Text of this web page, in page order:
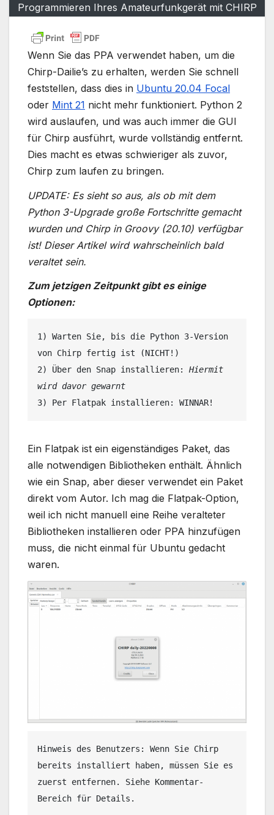
Programmieren Ihres Amateurfunkgerät mit CHIRP
Wenn Sie das PPA verwendet haben, um die
Chirp-Dailie’s zu erhalten, werden Sie schnell
feststellen, dass dies in Ubuntu 20.04 Focal
oder Mint 21 nicht mehr funktioniert. Python 2
wird auslaufen, und was auch immer die GUI
für Chirp ausführt, wurde vollständig entfernt.
Dies macht es etwas schwieriger als zuvor,
Chirp zum laufen zu bringen.
UPDATE: Es sieht so aus, als ob mit dem
Python 3-Upgrade große Fortschritte gemacht
wurden und Chirp in Groovy (20.10) verfügbar
ist! Dieser Artikel wird wahrscheinlich bald
veraltet sein.
Zum jetzigen Zeitpunkt gibt es einige
Optionen:
1) Warten Sie, bis die Python 3-Version
von Chirp fertig ist (NICHT!)
2) Über den Snap installieren: Hiermit
wird davor gewarnt
3) Per Flatpak installieren: WINNAR!
Ein Flatpak ist ein eigenständiges Paket, das
alle notwendigen Bibliotheken enthält. Ähnlich
wie ein Snap, aber dieser verwendet ein Paket
direkt vom Autor. Ich mag die Flatpak-Option,
weil ich nicht manuell eine Reihe veralteter
Bibliotheken installieren oder PPA hinzufügen
muss, die nicht einmal für Ubuntu gedacht
waren.
Hinweis des Benutzers: Wenn Sie Chirp
bereits installiert haben, müssen Sie es
zuerst entfernen. Siehe Kommentar-
Bereich für Details.